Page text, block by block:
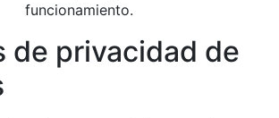
funcionamiento.
de privacidad de